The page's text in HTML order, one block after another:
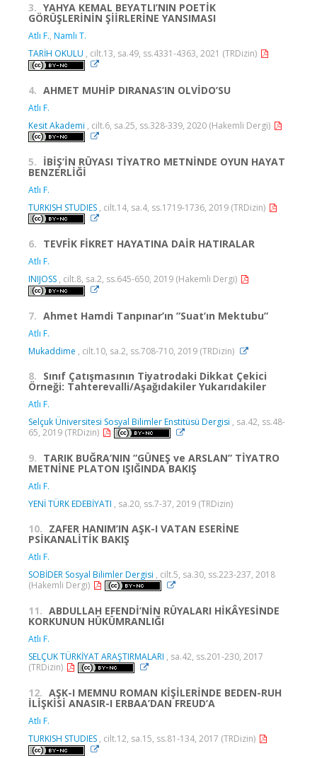
3. YAHYA KEMAL BEYATLI’NIN POETİK
GÖRÜŞLERİNİN ŞİİRLERİNE YANSIMASI
Atlı F., Namlı T.
TARİH OKULU , cilt.13, sa.49, ss.4331-4363, 2021 (TRDizin)
4. AHMET MUHİP DIRANAS’IN OLVİDO’SU
Atlı F.
Kesit Akademi , cilt.6, sa.25, ss.328-339, 2020 (Hakemli Dergi)
5. İBİŞ’İN RÜYASI TİYATRO METNİNDE OYUN HAYAT
BENZERLİĞİ
Atlı F.
TURKISH STUDIES , cilt.14, sa.4, ss.1719-1736, 2019 (TRDizin)
6. TEVFİK FİKRET HAYATINA DAİR HATIRALAR
Atlı F.
INIJOSS , cilt.8, sa.2, ss.645-650, 2019 (Hakemli Dergi)
7. Ahmet Hamdi Tanpınar’ın ”Suat’ın Mektubu”
Atlı F.
Mukaddime , cilt.10, sa.2, ss.708-710, 2019 (TRDizin)
8. Sınıf Çatışmasının Tiyatrodaki Dikkat Çekici
Örneği: Tahterevalli/Aşağıdakiler Yukarıdakiler
Atlı F.
Selçuk Üniversitesi Sosyal Bilimler Enstitüsü Dergisi , sa.42, ss.48-
65, 2019 (TRDizin)
9. TARIK BUĞRA’NIN ”GÜNEŞ ve ARSLAN” TİYATRO
METNİNE PLATON IŞIĞINDA BAKIŞ
Atlı F.
YENİ TÜRK EDEBİYATI , sa.20, ss.7-37, 2019 (TRDizin)
10. ZAFER HANIM’IN AŞK-I VATAN ESERİNE
PSİKANALİTİK BAKIŞ
Atlı F.
SOBİDER Sosyal Bilimler Dergisi , cilt.5, sa.30, ss.223-237, 2018
(Hakemli Dergi)
11. ABDULLAH EFENDİ’NİN RÜYALARI HİKÂYESİNDE
KORKUNUN HÜKÜMRANLIĞI
Atlı F.
SELÇUK TÜRKİYAT ARAŞTIRMALARI , sa.42, ss.201-230, 2017
(TRDizin)
12. AŞK-I MEMNU ROMAN KİŞİLERİNDE BEDEN-RUH
İLİŞKİSİ ANASIR-I ERBAA’DAN FREUD’A
Atlı F.
TURKISH STUDIES , cilt.12, sa.15, ss.81-134, 2017 (TRDizin)